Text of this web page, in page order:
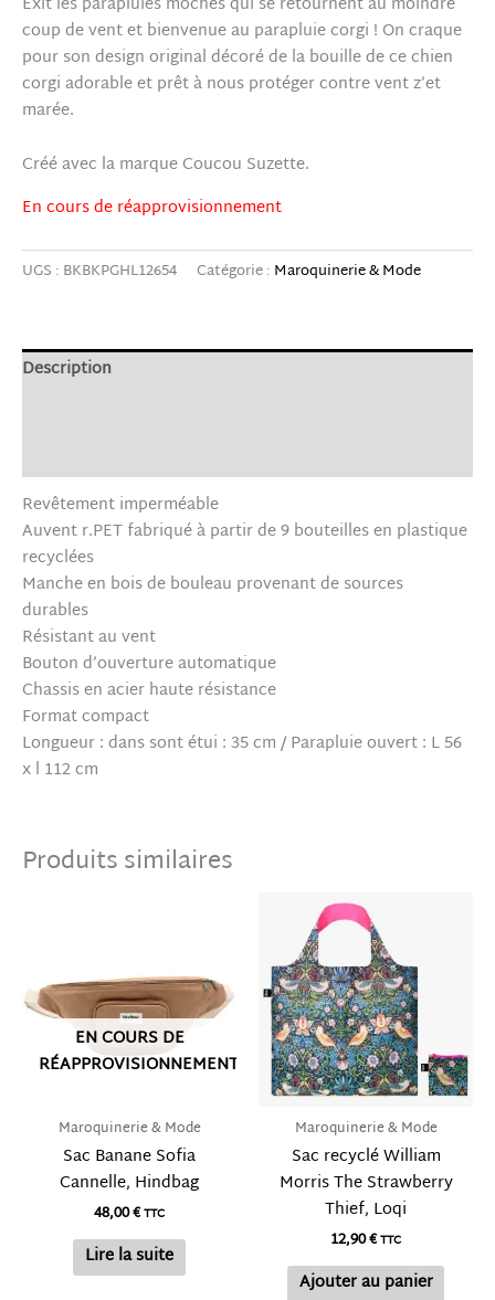
coup de vent et bienvenue au parapluie corgi ! On craque
pour son design original décoré de la bouille de ce chien
corgi adorable et prêt à nous protéger contre vent z’et
marée.
Créé avec la marque Coucou Suzette.
En cours de réapprovisionnement
UGS : BKBKPGHL12654 Catégorie : Maroquinerie & Mode
Description
Revêtement imperméable
Auvent r.PET fabriqué à partir de 9 bouteilles en plastique
recyclées
Manche en bois de bouleau provenant de sources
durables
Résistant au vent
Bouton d’ouverture automatique
Chassis en acier haute résistance
Format compact
Longueur : dans sont étui : 35 cm / Parapluie ouvert : L 56
x l 112 cm
Produits similaires
EN COURS DE
RÉAPPROVISIONNEMENT
Maroquinerie & Mode
Sac Banane Sofia
Cannelle, Hindbag
48,00€TTC
Lire la suite
Maroquinerie & Mode
Sac recyclé William
Morris The Strawberry
Thief, Loqi
12,90€TTC
Ajouter au panier